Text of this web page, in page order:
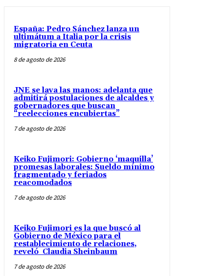
España: Pedro Sánchez lanza un
ultimátum a Italia por la crisis
migratoria en Ceuta
8 de agosto de 2026
JNE se lava las manos: adelanta que
admitirá postulaciones de alcaldes y
gobernadores que buscan
“reelecciones encubiertas”
7 de agosto de 2026
Keiko Fujimori: Gobierno ‘maquilla’
promesas laborales: Sueldo mínimo
fragmentado y feriados
reacomodados
7 de agosto de 2026
Keiko Fujimori es la que buscó al
Gobierno de México para el
restablecimiento de relaciones,
reveló Claudia Sheinbaum
7 de agosto de 2026